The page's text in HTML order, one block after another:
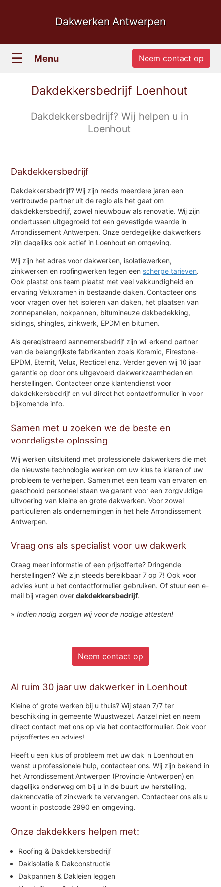
Dakwerken Antwerpen
☰ Menu Neem contact op
Dakdekkersbedrijf Loenhout
Dakdekkersbedrijf? Wij helpen u in
Loenhout
Dakdekkersbedrijf
Dakdekkersbedrijf? Wij zijn reeds meerdere jaren een
vertrouwde partner uit de regio als het gaat om
dakdekkersbedrijf, zowel nieuwbouw als renovatie. Wij zijn
ondertussen uitgegroeid tot een gevestigde waarde in
Arrondissement Antwerpen. Onze oerdegelijke dakwerkers
zijn dagelijks ook actief in Loenhout en omgeving.
Wij zijn het adres voor dakwerken, isolatiewerken,
zinkwerken en roofingwerken tegen een scherpe tarieven.
Ook plaatst ons team plaatst met veel vakkundigheid en
ervaring Veluxramen in bestaande daken. Contacteer ons
voor vragen over het isoleren van daken, het plaatsen van
zonnepanelen, nokpannen, bitumineuze dakbedekking,
sidings, shingles, zinkwerk, EPDM en bitumen.
Als geregistreerd aannemersbedrijf zijn wij erkend partner
van de belangrijkste fabrikanten zoals Koramic, Firestone-
EPDM, Eternit, Velux, Recticel enz. Verder geven wij 10 jaar
garantie op door ons uitgevoerd dakwerkzaamheden en
herstellingen. Contacteer onze klantendienst voor
dakdekkersbedrijf en vul direct het contactformulier in voor
bijkomende info.
Samen met u zoeken we de beste en
voordeligste oplossing.
Wij werken uitsluitend met professionele dakwerkers die met
de nieuwste technologie werken om uw klus te klaren of uw
probleem te verhelpen. Samen met een team van ervaren en
geschoold personeel staan we garant voor een zorgvuldige
uitvoering van kleine en grote dakwerken. Voor zowel
particulieren als ondernemingen in het hele Arrondissement
Antwerpen.
Vraag ons als specialist voor uw dakwerk
Graag meer informatie of een prijsofferte? Dringende
herstellingen? We zijn steeds bereikbaar 7 op 7! Ook voor
advies kunt u het contactformulier gebruiken. Of stuur een e-
mail bij vragen overdakdekkersbedrijf.
»Indien nodig zorgen wij voor de nodige attesten!
Neem contact op
Al ruim 30 jaar uw dakwerker in Loenhout
Kleine of grote werken bij u thuis? Wij staan 7/7 ter
beschikking in gemeente Wuustwezel. Aarzel niet en neem
direct contact met ons op via het contactformulier. Ook voor
prijsoffertes en advies!
Heeft u een klus of probleem met uw dak in Loenhout en
wenst u professionele hulp, contacteer ons. Wij zijn bekend in
het Arrondissement Antwerpen (Provincie Antwerpen) en
dagelijks onderweg om bij u in de buurt uw herstelling,
dakrenovatie of zinkwerk te vervangen. Contacteer ons als u
woont in postcode 2990 en omgeving.
Onze dakdekkers helpen met:
Roofing & Dakdekkersbedrijf
Dakisolatie & Dakconstructie
Dakpannen & Dakleien leggen